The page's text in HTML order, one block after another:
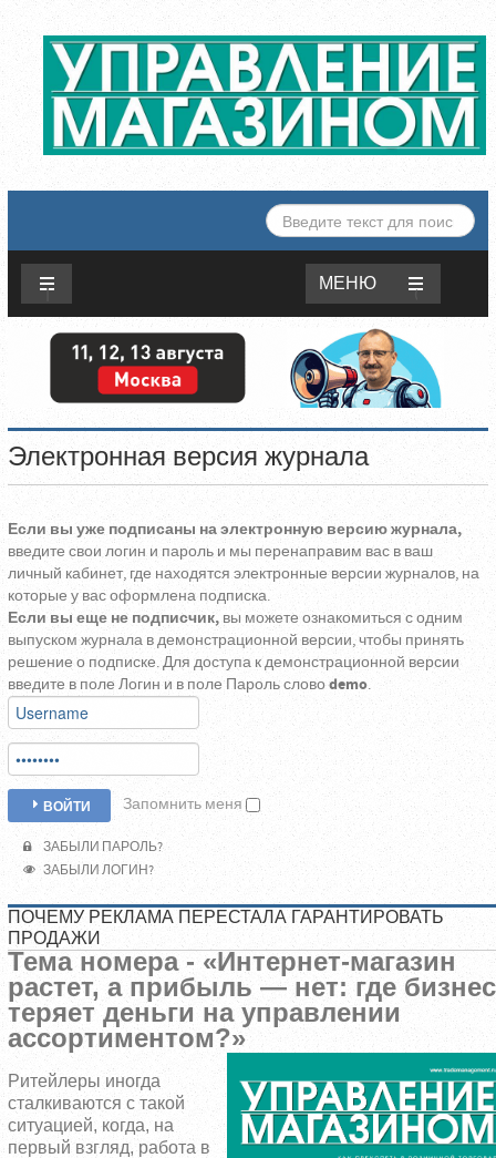
ИСКАТЬ...
МЕНЮ
Электронная версия журнала
Если вы уже подписаны на электронную версию журнала,
введите свои логин и пароль и мы перенаправим вас в ваш
личный кабинет, где находятся электронные версии журналов, на
которые у вас оформлена подписка.
Если вы еще не подписчик, вы можете ознакомиться с одним
выпуском журнала в демонстрационной версии, чтобы принять
решение о подписке. Для доступа к демонстрационной версии
введите в поле Логин и в поле Пароль словоdemo.
ВОЙТИ Запомнить меня
ЗАБЫЛИ ПАРОЛЬ?
ЗАБЫЛИ ЛОГИН?
ПОЧЕМУ РЕКЛАМА ПЕРЕСТАЛА ГАРАНТИРОВАТЬ
ПРОДАЖИ
Тема номера - «Интернет-магазин
растет, а прибыль — нет: где бизнес
теряет деньги на управлении
ассортиментом?»
Ритейлеры иногда
сталкиваются с такой
ситуацией, когда, на
первый взгляд, работа в